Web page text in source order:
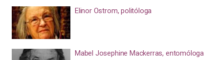
Elinor Ostrom, politóloga
Mabel Josephine Mackerras, entomóloga